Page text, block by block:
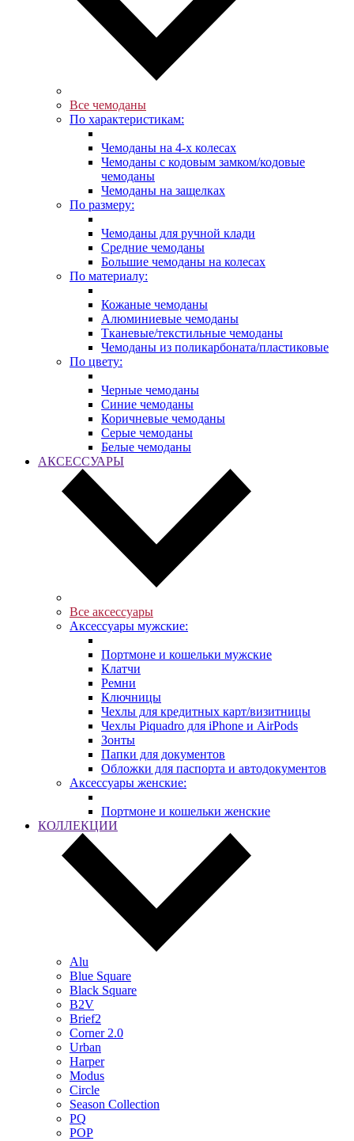
Все чемоданы
По характеристикам:
Чемоданы на 4-х колесах
Чемоданы с кодовым замком/кодовые
чемоданы
Чемоданы на защелках
По размеру:
Чемоданы для ручной клади
Средние чемоданы
Большие чемоданы на колесах
По материалу:
Кожаные чемоданы
Алюминиевые чемоданы
Тканевые/текстильные чемоданы
Чемоданы из поликарбоната/пластиковые
По цвету:
Черные чемоданы
Синие чемоданы
Коричневые чемоданы
Серые чемоданы
Белые чемоданы
АКСЕССУАРЫ
Все аксессуары
Аксессуары мужские:
Портмоне и кошельки мужские
Клатчи
Ремни
Ключницы
Чехлы для кредитных карт/визитницы
Чехлы Piquadro для iPhone и AirPods
Зонты
Папки для документов
Обложки для паспорта и автодокументов
Аксессуары женские:
Портмоне и кошельки женские
КОЛЛЕКЦИИ
Alu
Blue Square
Black Square
B2V
Brief2
Corner 2.0
Urban
Harper
Modus
Circle
Season Collection
PQ
POP